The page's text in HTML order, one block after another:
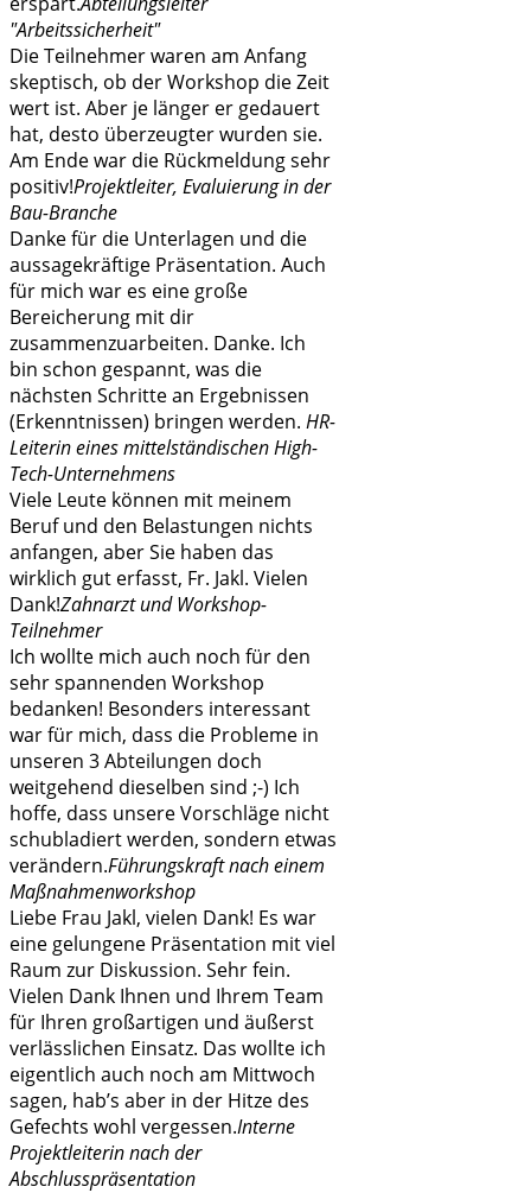
"Arbeitssicherheit"
Die Teilnehmer waren am Anfang
skeptisch, ob der Workshop die Zeit
wert ist. Aber je länger er gedauert
hat, desto überzeugter wurden sie.
Am Ende war die Rückmeldung sehr
positiv!Projektleiter, Evaluierung in der
Bau-Branche
Danke für die Unterlagen und die
aussagekräftige Präsentation. Auch
für mich war es eine große
Bereicherung mit dir
zusammenzuarbeiten. Danke. Ich
bin schon gespannt, was die
nächsten Schritte an Ergebnissen
(Erkenntnissen) bringen werden. HR-
Leiterin eines mittelständischen High-
Tech-Unternehmens
Viele Leute können mit meinem
Beruf und den Belastungen nichts
anfangen, aber Sie haben das
wirklich gut erfasst, Fr. Jakl. Vielen
Dank!Zahnarzt und Workshop-
Teilnehmer
Ich wollte mich auch noch für den
sehr spannenden Workshop
bedanken! Besonders interessant
war für mich, dass die Probleme in
unseren 3 Abteilungen doch
weitgehend dieselben sind ;-) Ich
hoffe, dass unsere Vorschläge nicht
schubladiert werden, sondern etwas
verändern.Führungskraft nach einem
Maßnahmenworkshop
Liebe Frau Jakl, vielen Dank! Es war
eine gelungene Präsentation mit viel
Raum zur Diskussion. Sehr fein.
Vielen Dank Ihnen und Ihrem Team
für Ihren großartigen und äußerst
verlässlichen Einsatz. Das wollte ich
eigentlich auch noch am Mittwoch
sagen, hab’s aber in der Hitze des
Gefechts wohl vergessen.Interne
Projektleiterin nach der
Abschlusspräsentation